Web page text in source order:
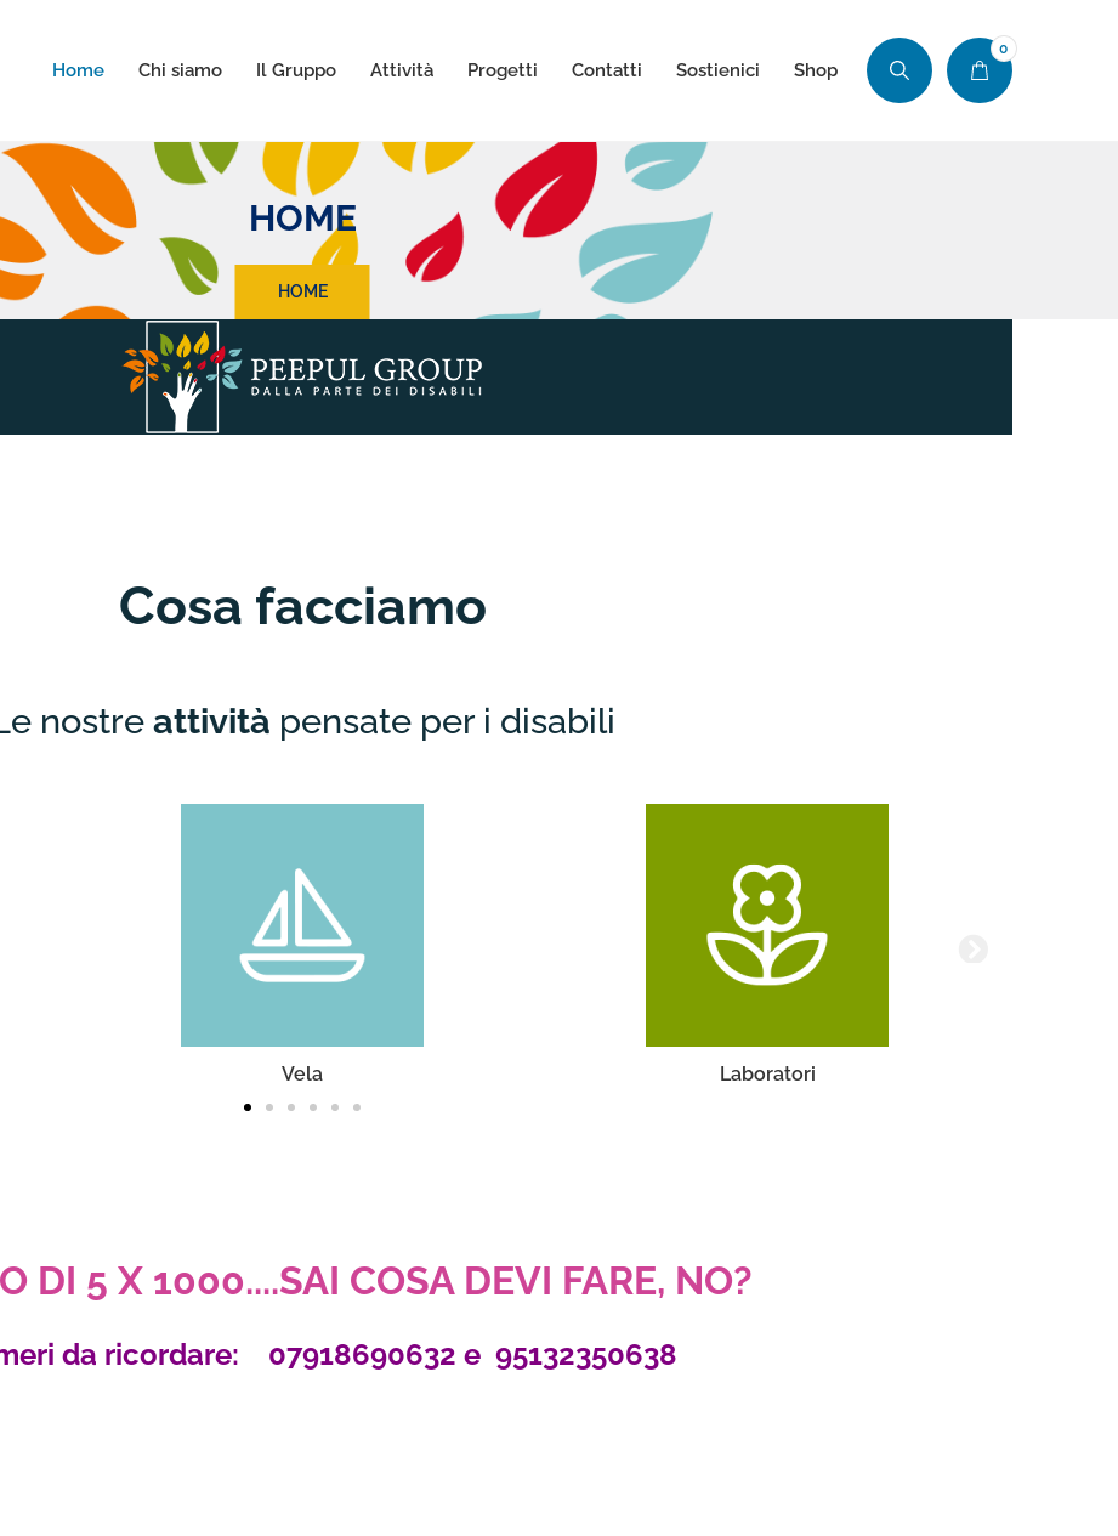
Home Chi siamo Il Gruppo Attività Progetti Contatti Sostienici Shop
0
HOME
HOME
Cosa facciamo
nostre attività pensate per i disabili
Laboratori Turismo Accessibile
DI 5 X 1000....SAI COSA DEVI FARE, NO?
da ricordare: 07918690632 e 95132350638